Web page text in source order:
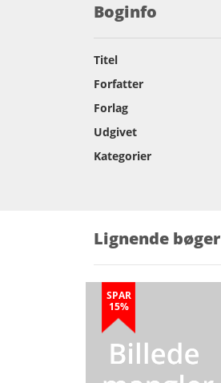
Boginfo
Titel
Forfatter
Forlag
Udgivet
Kategorier
Lignende bøger
SPAR
15%